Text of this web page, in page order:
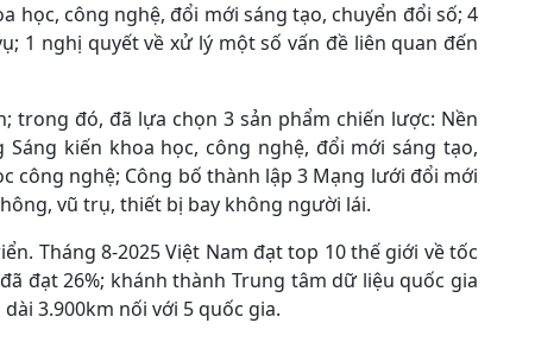
học, công nghệ, đổi mới sáng tạo, chuyển đổi số; 4
1 nghị quyết về xử lý một số vấn đề liên quan đến
trong đó, đã lựa chọn 3 sản phẩm chiến lược: Nền
Sáng kiến khoa học, công nghệ, đổi mới sáng tạo,
công nghệ; Công bố thành lập 3 Mạng lưới đổi mới
vũ trụ, thiết bị bay không người lái.
Tháng 8-2025 Việt Nam đạt top 10 thế giới về tốc
đạt 26%; khánh thành Trung tâm dữ liệu quốc gia
3.900km nối với 5 quốc gia.